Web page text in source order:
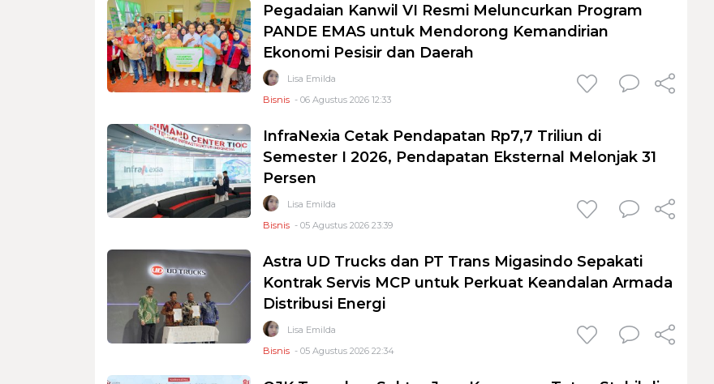
Pegadaian Kanwil VI Resmi Meluncurkan Program
PANDE EMAS untuk Mendorong Kemandirian
Ekonomi Pesisir dan Daerah
Lisa Emilda
Bisnis - 06 Agustus 2026 12:33
InfraNexia Cetak Pendapatan Rp7,7 Triliun di
Semester I 2026, Pendapatan Eksternal Melonjak 31
Persen
Lisa Emilda
Bisnis - 05 Agustus 2026 23:39
Astra UD Trucks dan PT Trans Migasindo Sepakati
Kontrak Servis MCP untuk Perkuat Keandalan Armada
Distribusi Energi
Lisa Emilda
Bisnis - 05 Agustus 2026 22:34